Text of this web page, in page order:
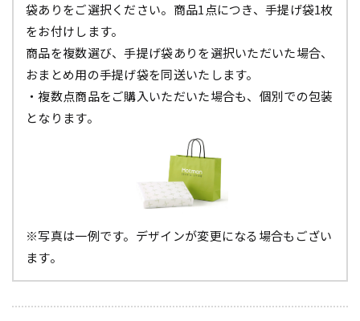
袋ありをご選択ください。商品1点につき、手提げ袋1枚
をお付けします。
商品を複数選び、手提げ袋ありを選択いただいた場合、
おまとめ用の手提げ袋を同送いたします。
・複数点商品をご購入いただいた場合も、個別での包装
となります。
※写真は一例です。デザインが変更になる場合もござい
ます。